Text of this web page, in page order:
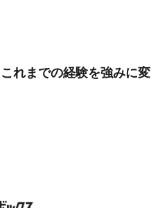
れまでの経験を強みに変